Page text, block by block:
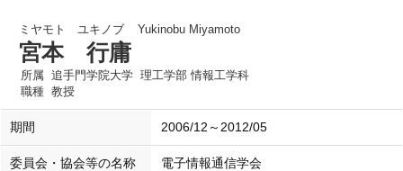
ミヤモト ユキノブ Yukinobu Miyamoto
宮本 行庸
所属 追手門学院大学 理工学部 情報工学科
職種 教授
期間 2006/12～2012/05
委員会・協会等の名称 電子情報通信学会